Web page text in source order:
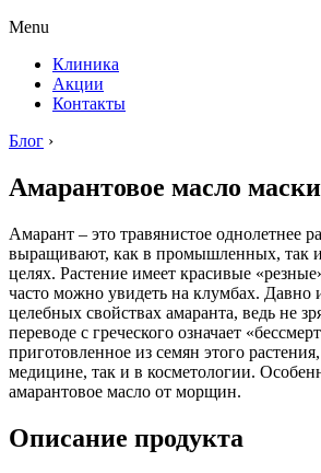
Menu
Клиника
Акции
Контакты
Блог ›
Амарантовое масло
Амарант – это травянистое однолетнее
выращивают, как в промышленных, так
целях. Растение имеет красивые
часто можно увидеть на клумбах. Давно
целебных свойствах амаранта, ведь не
переводе с греческого означает
приготовленное из семян этого
медицине, так и в косметологии.
амарантовое масло от морщин.
Описание продукта